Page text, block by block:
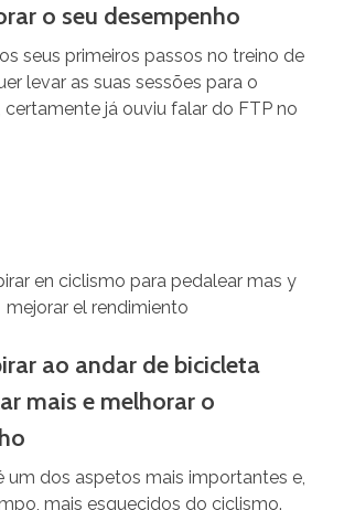
o seu desempenho
seus primeiros passos no treino de
levar as suas sessões para o
certamente já ouviu falar do FTP no
ao andar de bicicleta
mais e melhorar o
um dos aspetos mais importantes e,
mais esquecidos do ciclismo.